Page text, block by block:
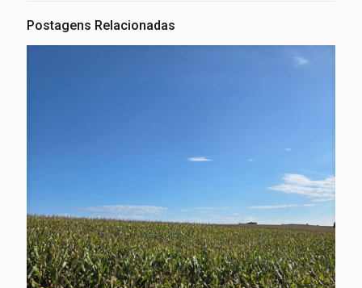
Postagens Relacionadas